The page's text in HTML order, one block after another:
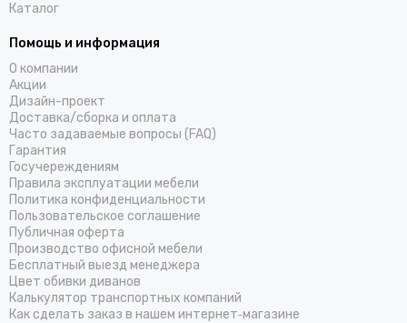
Каталог
Помощь и информация
О компании
Акции
Дизайн-проект
Доставка/cборка и оплата
Часто задаваемые вопросы (FAQ)
Гарантия
Госучереждениям
Правила эксплуатации мебели
Политика конфиденциальности
Пользовательское соглашение
Публичная оферта
Производство офисной мебели
Бесплатный выезд менеджера
Цвет обивки диванов
Калькулятор транспортных компаний
Как сделать заказ в нашем интернет‑магазине